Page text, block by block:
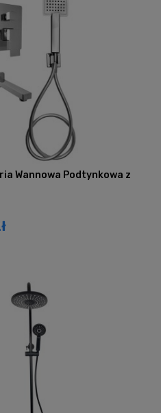
Wannowa Podtynkowa z